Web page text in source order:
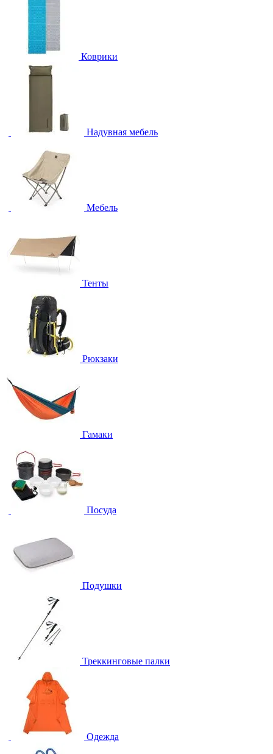
Коврики
Надувная мебель
Мебель
Тенты
Рюкзаки
Гамаки
Посуда
Подушки
Треккинговые палки
Одежда